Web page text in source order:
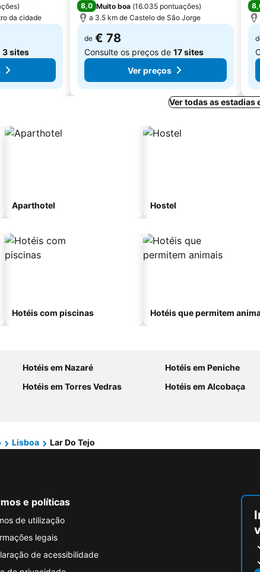
)
da cidade
3 sites
8,0 Muito boa (16.035 pontuações)
a 3.5 km de Castelo de São Jorge
de € 78
Consulte os preços de 17 sites
Ver preços
Ver todas as estadias
Aparthotel Hostel
Hotéis com piscinas Hotéis que permitem
Hotéis em Nazaré
Hotéis em Peniche
Hotéis em Torres Vedras
Hotéis em Alcobaça
Lisboa Lar Do Tejo
e políticas
de utilização
legais
de acessibilidade